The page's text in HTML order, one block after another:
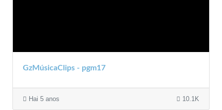
GzMúsicaClips - pgm17
Hai 5 anos 10.1K